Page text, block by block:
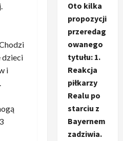
dzieci
i
Oto kilka
propozycji
przeredag
owanego
tytułu: 1.
Reakcja
piłkarzy
Realu po
starciu z
Bayernem
zadziwia.